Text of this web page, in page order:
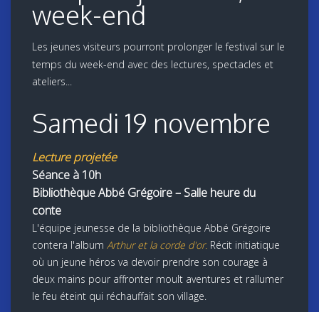
week-end
Les jeunes visiteurs pourront prolonger le festival sur le
temps du week-end avec des lectures, spectacles et
ateliers...
Samedi 19 novembre
Lecture projetée
Séance à 10h
Bibliothèque Abbé Grégoire – Salle heure du
conte
L'équipe jeunesse de la bibliothèque Abbé Grégoire
contera l'album Arthur et la corde d'or. Récit initiatique
où un jeune héros va devoir prendre son courage à
deux mains pour affronter moult aventures et rallumer
le feu éteint qui réchauffait son village.